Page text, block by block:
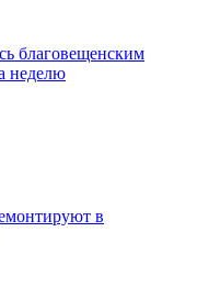
благовещенским
неделю
в